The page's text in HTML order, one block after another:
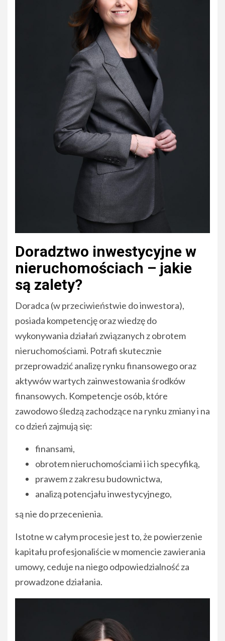
Doradztwo inwestycyjne w
nieruchomościach – jakie
są zalety?
Doradca (w przeciwieństwie do inwestora),
posiada kompetencję oraz wiedzę do
wykonywania działań związanych z obrotem
nieruchomościami. Potrafi skutecznie
przeprowadzić analizę rynku finansowego oraz
aktywów wartych zainwestowania środków
finansowych. Kompetencje osób, które
zawodowo śledzą zachodzące na rynku zmiany i na
co dzień zajmują się:
finansami,
obrotem nieruchomościami i ich specyfiką,
prawem z zakresu budownictwa,
analizą potencjału inwestycyjnego,
są nie do przecenienia.
Istotne w całym procesie jest to, że powierzenie
kapitału profesjonaliście w momencie zawierania
umowy, ceduje na niego odpowiedzialność za
prowadzone działania.